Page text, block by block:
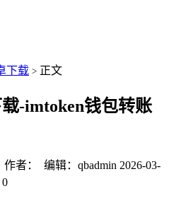
下载 > 正文
-imtoken钱包转账
者： 编辑：qbadmin 2026-03-